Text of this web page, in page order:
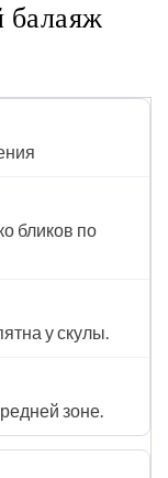
балаяж
бликов по
у скулы.
зоне.